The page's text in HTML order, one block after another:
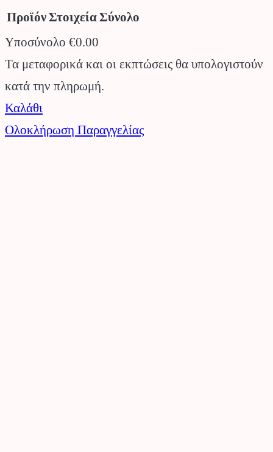
Προϊόντα
στο
καλάθι
ΠροϊόνΣτοιχείαΣύνολο
Υποσύνολο €0.00
Τα μεταφορικά και οι εκπτώσεις θα υπολογιστούν
κατά την πληρωμή.
Καλάθι
Ολοκλήρωση Παραγγελίας